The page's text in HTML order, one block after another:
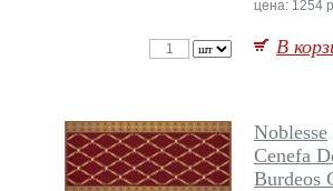
цена: 1254
В
Noblesse
Cenefa
Burdeos